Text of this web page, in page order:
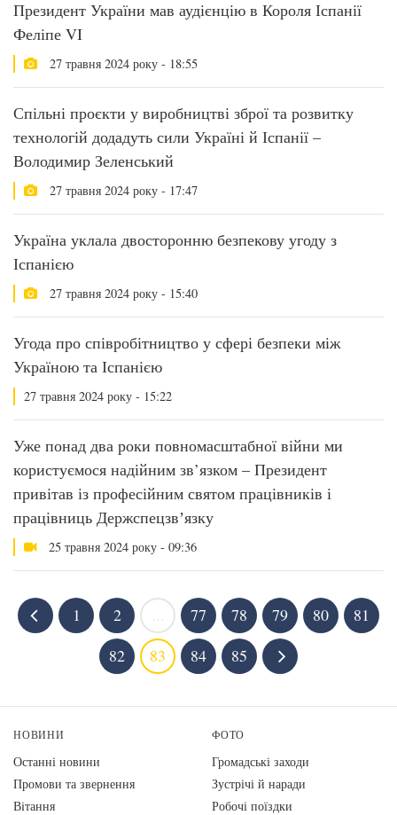
Президент України мав аудієнцію в Короля Іспанії
Феліпе VI
27 травня 2024 року - 18:55
Спільні проєкти у виробництві зброї та розвитку
технологій додадуть сили Україні й Іспанії –
Володимир Зеленський
27 травня 2024 року - 17:47
Україна уклала двосторонню безпекову угоду з
Іспанією
27 травня 2024 року - 15:40
Угода про співробітництво у сфері безпеки між
Україною та Іспанією
27 травня 2024 року - 15:22
Уже понад два роки повномасштабної війни ми
користуємося надійним зв’язком – Президент
привітав із професійним святом працівників і
працівниць Держспецзвʼязку
25 травня 2024 року - 09:36
1 2 77 78 79 80
81
82
83 84 85
НОВИНИ
Останні новини
Промови та звернення
Вiтання
ФОТО
Громадські заходи
Зустрічі й наради
Робочі поїздки